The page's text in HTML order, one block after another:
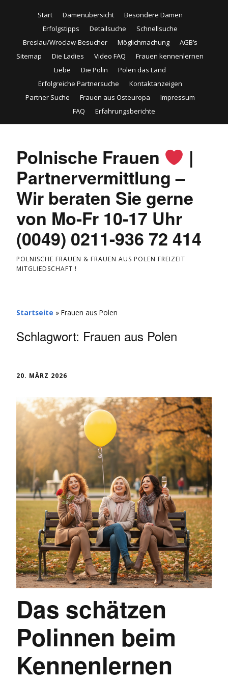
Start Damenübersicht
Besondere Damen
Erfolgstipps
Detailsuche
Schnellsuche
Breslau/Wroclaw-Besucher
Möglichmachung
AGB’s
Sitemap
Die Ladies Video FAQ
Frauen kennenlernen
Liebe
Die Polin
Polen das Land
Erfolgreiche Partnersuche
Kontaktanzeigen
Partner Suche
Frauen aus Osteuropa
Impressum
FAQ
Erfahrungsberichte
Polnische Frauen
|
Partnervermittlung –
Wir beraten Sie gerne
von Mo-Fr 10-17 Uhr
(0049) 0211-936 72 414
POLNISCHE FRAUEN & FRAUEN AUS POLEN FREIZEIT
MITGLIEDSCHAFT !
Startseite » Frauen aus Polen
Schlagwort: Frauen aus Polen
20. MÄRZ 2026
Das schätzen
Polinnen beim
Kennenlernen